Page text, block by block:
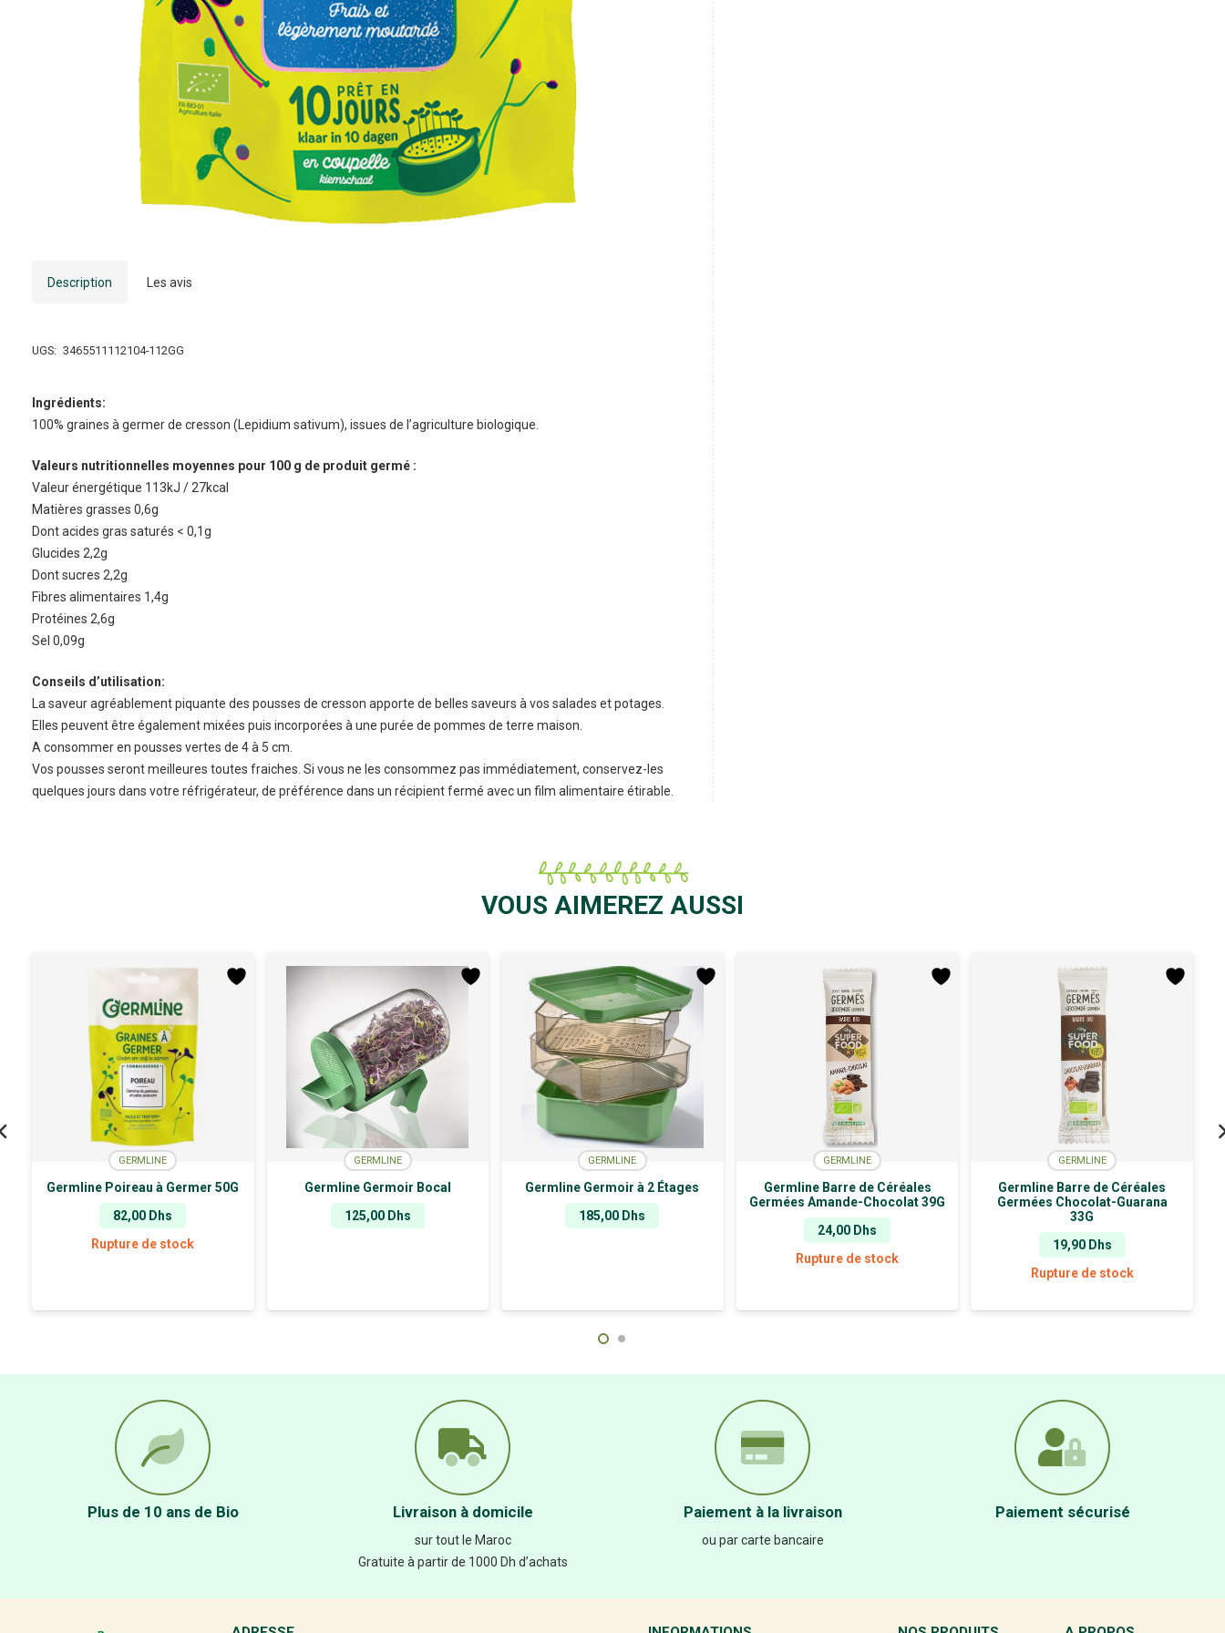
Description Les avis
UGS: 3465511112104-112GG
Ingrédients:
100% graines à germer de cresson (Lepidium sativum), issues de l’agriculture biologique.
Valeurs nutritionnelles moyennes pour 100 g de produit germé :
Valeur énergétique 113kJ / 27kcal
Matières grasses 0,6g
Dont acides gras saturés < 0,1g
Glucides 2,2g
Dont sucres 2,2g
Fibres alimentaires 1,4g
Protéines 2,6g
Sel 0,09g
Conseils d’utilisation:
La saveur agréablement piquante des pousses de cresson apporte de belles saveurs à vos salades et potages.
Elles peuvent être également mixées puis incorporées à une purée de pommes de terre maison.
A consommer en pousses vertes de 4 à 5 cm.
Vos pousses seront meilleures toutes fraiches. Si vous ne les consommez pas immédiatement, conservez-les
quelques jours dans votre réfrigérateur, de préférence dans un récipient fermé avec un film alimentaire étirable.
VOUS AIMEREZ AUSSI
GERMLINE
Germline Poireau à Germer 50G
82,00 Dhs
Rupture de stock
GERMLINE
Germline Germoir Bocal
125,00 Dhs
GERMLINE
Germline Germoir à 2 Étages
185,00 Dhs
GERMLINE
Germline Barre de Céréales
Germées Amande-Chocolat 39G
24,00 Dhs
Rupture de stock
GERMLINE
Germline Barre de Céréales
Germées Chocolat-Guarana
33G
19,90 Dhs
Rupture de stock
Plus de 10 ans de Bio Livraison à domicile
sur tout le Maroc
Gratuite à partir de 1000 Dh d’achats
Paiement à la livraison
ou par carte bancaire
Paiement sécurisé